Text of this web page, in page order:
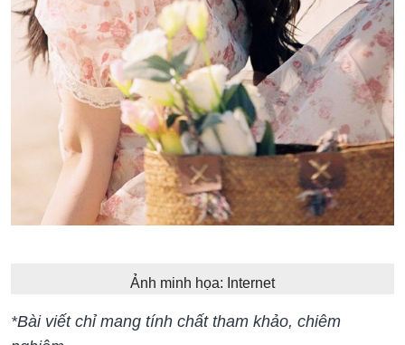
Ảnh minh họa: Internet
*Bài viết chỉ mang tính chất tham khảo, chiêm